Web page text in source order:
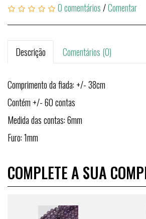
0 comentários/Comentar
Descrição Comentários (0)
Comprimento da fiada: +/- 38cm
Contém +/- 60 contas
Medida das contas: 6mm
Furo: 1mm
COMPLETE A SUA